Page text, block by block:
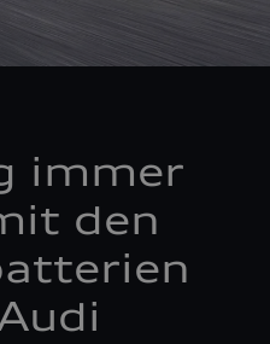
immer
den